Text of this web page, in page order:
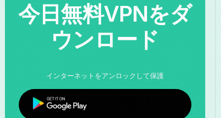
今日無料VPNをダ
ウンロード
インターネットをアンロックして保護